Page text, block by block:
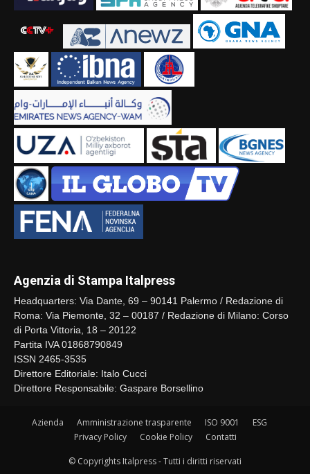
Agenzia di Stampa Italpress
Headquarters: Via Dante, 69 – 90141 Palermo / Redazione di
Roma: Via Piemonte, 32 – 00187 / Redazione di Milano: Corso
di Porta Vittoria, 18 – 20122
Partita IVA 01868790849
ISSN 2465-3535
Direttore Editoriale: Italo Cucci
Direttore Responsabile: Gaspare Borsellino
Azienda Amministrazione trasparente ISO 9001
ESG
Privacy Policy
Cookie Policy Contatti
© Copyrights Italpress - Tutti i diritti riservati